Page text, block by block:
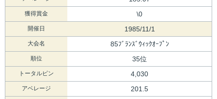
獲得賞金 \0
開催日 1985/11/1
大会名 85ﾌﾞﾗﾝｽﾞｳｨｯｸｵｰﾌﾟﾝ
順位 35位
トータルピン 4,030
アベレージ 201.5